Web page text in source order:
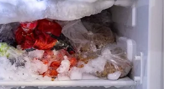
presidente do FNARAS
claro: "a fim de viabilizar a Aprovação da
Federal e dar encaminhamento na sua